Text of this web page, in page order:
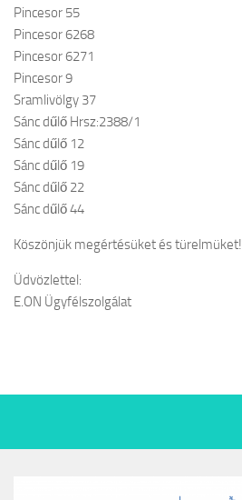
Pincesor 55
Pincesor 6268
Pincesor 6271
Pincesor 9
Sramlivölgy 37
Sánc dűlő Hrsz:2388/1
Sánc dűlő 12
Sánc dűlő 19
Sánc dűlő 22
Sánc dűlő 44
Köszönjük megértésüket és türelmüket!
Üdvözlettel:
E.ON Ügyfélszolgálat